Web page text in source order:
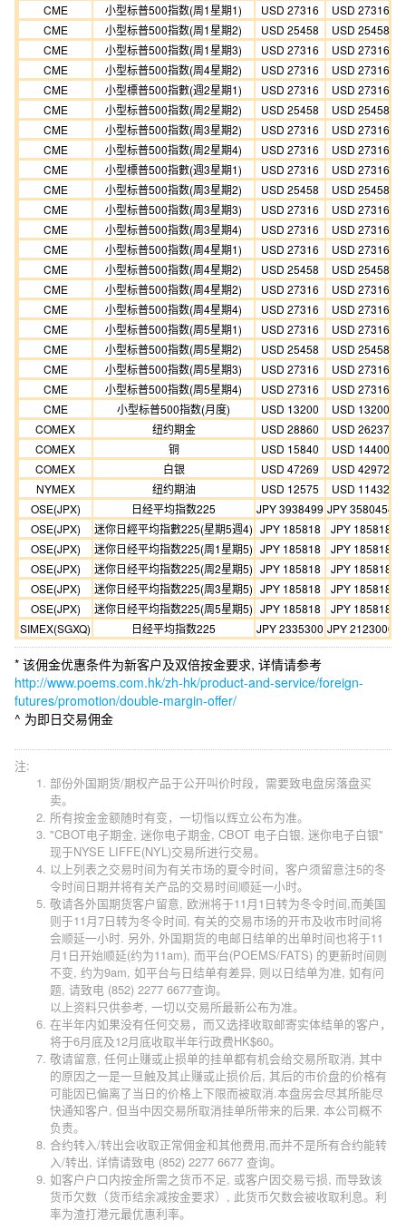
CME 小型标普500指数(周1星期1) USD 27316
USD 27316
CME
小型标普500指数(周1星期2) USD 25458
USD 25458
CME
小型标普500指数(周1星期3) USD 27316
USD 27316
CME
小型标普500指数(周4星期2) USD 27316
USD 27316
CME
小型標普500指數(週2星期1) USD 27316
USD 27316
CME
小型标普500指数(周2星期2) USD 25458
USD 25458
CME
小型标普500指数(周3星期2) USD 27316
USD 27316
CME
小型标普500指数(周2星期4) USD 27316
USD 27316
CME
小型標普500指數(週3星期1) USD 27316
USD 27316
CME
小型标普500指数(周3星期2) USD 25458
USD 25458
CME
小型标普500指数(周3星期3) USD 27316
USD 27316
CME
小型标普500指数(周3星期4) USD 27316
USD 27316
CME
小型标普500指数(周4星期1) USD 27316
USD 27316
CME
小型标普500指数(周4星期2) USD 25458
USD 25458
CME
小型标普500指数(周4星期2) USD 27316
USD 27316
CME
小型标普500指数(周4星期4) USD 27316
USD 27316
CME
小型标普500指数(周5星期1) USD 27316
USD 27316
CME
小型标普500指数(周5星期2) USD 25458
USD 25458
CME
小型标普500指数(周5星期3) USD 27316
USD 27316
CME
小型标普500指数(周5星期4) USD 27316
USD 27316
CME
小型标普500指数(月度) USD 13200
USD 13200
COMEX
纽约期金 USD 28860
USD 26237
COMEX
铜 USD 15840
USD 14400
COMEX
白银 USD 47269
USD 42972
NYMEX
纽约期油 USD 12575
USD 11432
OSE(JPX)
日经平均指数225 JPY 3938499 JPY 3580454
OSE(JPX)
迷你日經平均指數225(星期5週4) JPY 185818
JPY 185818
OSE(JPX)
迷你 日经平均指数225(周1星期5) JPY 185818
JPY 185818
OSE(JPX)
迷你 日经平均指数225(周2星期5) JPY 185818
JPY 185818
OSE(JPX)
迷你 日经平均指数225(周3星期5) JPY 185818
JPY 185818
OSE(JPX)
迷你 日经平均指数225(周5星期5) JPY 185818
JPY 185818
SIMEX(SGXQ)
日经平均指数225 JPY 2335300 JPY 2123000
* 该佣金优惠条件为新客户及双倍按金要求, 详情请参考
http://www.poems.com.hk/zh-hk/product-and-service/foreign-
futures/promotion/double-margin-offer/
^ 为即日交易佣金
注:
部份外国期货/期权产品于公开叫价时段，需要致电盘房落盘买
卖。
所有按金金额随时有变，一切恉以辉立公布为准。
"CBOT电子期金, 迷你电子期金, CBOT 电子白银, 迷你电子白银"
现于NYSE LIFFE(NYL)交易所进行交易。
以上列表之交易时间为有关市场的夏令时间，客户须留意注5的冬
令时间日期并将有关产品的交易时间顺延一小时。
敬请各外国期货客户留意, 欧洲将于11月1日转为冬令时间,而美国
则于11月7日转为冬令时间, 有关的交易市场的开市及收市时间将
会顺延一小时. 另外, 外国期货的电邮日结单的出单时间也将于11
月1日开始顺延(约为11am), 而平台(POEMS/FATS) 的更新时间则
不变, 约为9am, 如平台与日结单有差异, 则以日结单为准, 如有问
题, 请致电 (852) 2277 6677查询。
以上资料只供参考, 一切以交易所最新公布为准。
在半年内如果没有任何交易，而又选择收取邮寄实体结单的客户，
将于6月底及12月底收取半年行政费HK$60。
敬请留意, 任何止赚或止损单的挂单都有机会给交易所取消, 其中
的原因之一是一旦触及其止赚或止损价后, 其后的市价盘的价格有
可能因已偏离了当日的价格上下限而被取消.本盘房会尽其所能尽
快通知客户, 但当中因交易所取消挂单所带来的后果, 本公司概不
负责。
合约转入/转出会收取正常佣金和其他费用,而并不是所有合约能转
入/转出, 详情请致电 (852) 2277 6677 查询。
如客户户口内按金所需之货币不足, 或客户因交易亏损, 而导致该
货币欠数（货币结余减按金要求） , 此货币欠数会被收取利息。利
率为渣打港元最优惠利率。